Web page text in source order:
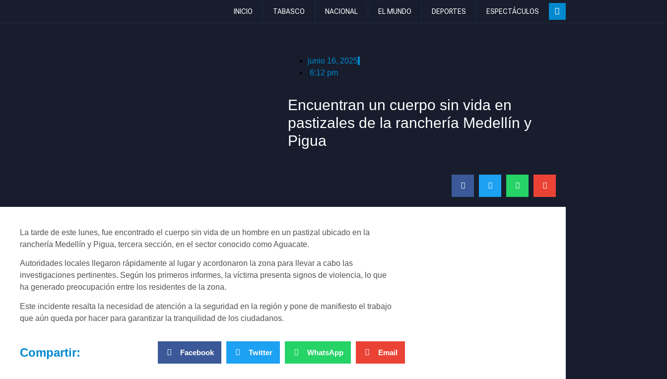
INICIO TABASCO NACIONAL EL MUNDO DEPORTES ESPECTÁCULOS
junio 16, 2025
6:12 pm
Encuentran un cuerpo sin vida en
pastizales de la ranchería Medellín y
Pigua
La tarde de este lunes, fue encontrado el cuerpo sin vida de un hombre en un pastizal ubicado en la
ranchería Medellín y Pigua, tercera sección, en el sector conocido como Aguacate.
Autoridades locales llegaron rápidamente al lugar y acordonaron la zona para llevar a cabo las
investigaciones pertinentes. Según los primeros informes, la víctima presenta signos de violencia, lo que
ha generado preocupación entre los residentes de la zona.
Este incidente resalta la necesidad de atención a la seguridad en la región y pone de manifiesto el trabajo
que aún queda por hacer para garantizar la tranquilidad de los ciudadanos.
Compartir: Facebook Twitter WhatsApp Email